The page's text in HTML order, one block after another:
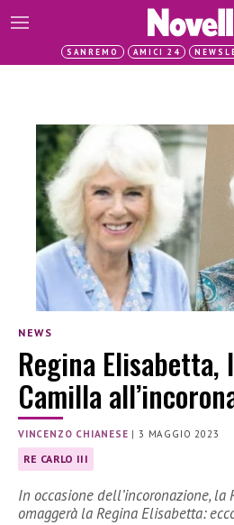
SANREMO AMICI 24
NEWS
Regina Elisabetta,
Camilla
VINCENZO CHIANESE |3 MAGGIO 2023
RE CARLO III
In occasione dell’incoronazione, la
omaggerà la Regina Elisabetta: